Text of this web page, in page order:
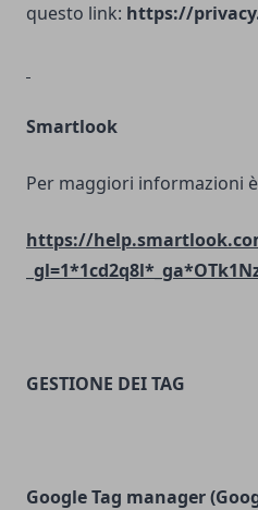
questo link: https://
Smartlook
Per maggiori informazioni
https://
GESTIONE DEI TAG
Google Tag manager